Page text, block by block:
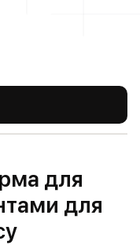
для
для